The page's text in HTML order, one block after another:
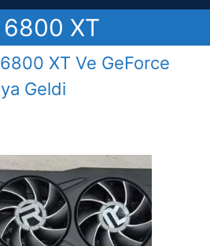
6800 XT
XT Ve GeForce
Geldi